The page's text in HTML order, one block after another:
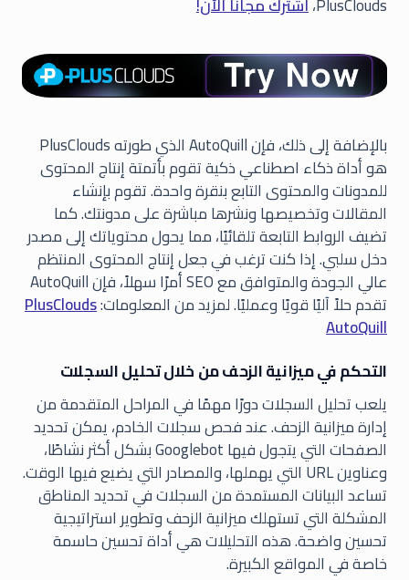
بالإضافة إلى ذلك، فإن AutoQuill الذي طورته PlusClouds
هو أداة ذكاء اصطناعي ذكية تقوم بأتمتة إنتاج المحتوى
للمدونات والمحتوى التابع بنقرة واحدة. تقوم بإنشاء
المقالات وتخصيصها ونشرها مباشرة على مدونتك. كما
تضيف الروابط التابعة تلقائيًا، مما يحول محتوياتك إلى مصدر
دخل سلبي. إذا كنت ترغب في جعل إنتاج المحتوى المنتظم
عالي الجودة والمتوافق مع SEO أمرًا سهلاً، فإن AutoQuill
تقدم حلاً آليًا قويًا وعمليًا. لمزيد من المعلومات:PlusClouds
AutoQuill
التحكم في ميزانية الزحف من خلال تحليل السجلات
يلعب تحليل السجلات دورًا مهمًا في المراحل المتقدمة من
إدارة ميزانية الزحف. عند فحص سجلات الخادم، يمكن تحديد
الصفحات التي يتجول فيها Googlebot بشكل أكثر نشاطًا،
وعناوين URL التي يهملها، والمصادر التي يضيع فيها الوقت.
تساعد البيانات المستمدة من السجلات في تحديد المناطق
المشكلة التي تستهلك ميزانية الزحف وتطوير استراتيجية
تحسين واضحة. هذه التحليلات هي أداة تحسين حاسمة
خاصة في المواقع الكبيرة.